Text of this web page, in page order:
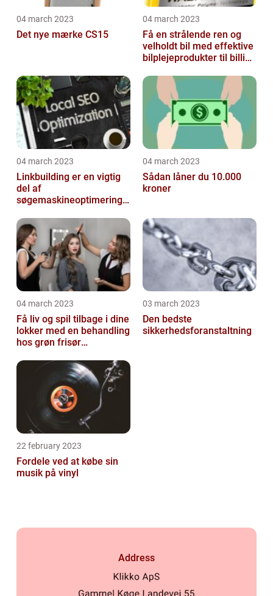
04 march 2023
Det nye mærke CS15
04 march 2023
Få en strålende ren og
velholdt bil med effektive
bilplejeprodukter til billige
04 march 2023
Linkbuilding er en vigtig
del af
søgemaskineoptimeringe
04 march 2023
Sådan låner du 10.000
kroner
04 march 2023
Få liv og spil tilbage i dine
lokker med en behandling
hos grøn frisør
03 march 2023
Den bedste
sikkerhedsforanstaltning
22 february 2023
Fordele ved at købe sin
musik på vinyl
Address